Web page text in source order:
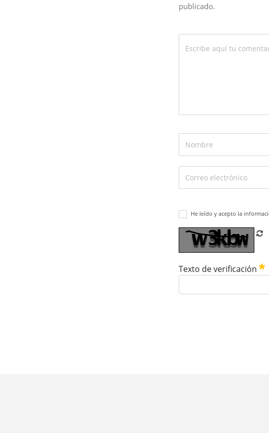
publicado.
He leído y acepto la
Texto de verificación